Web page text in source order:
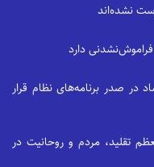
نشده‌اند
دارد
در صدر برنامه‌های نظام قرار
تقلید، مردم و روحانیت در